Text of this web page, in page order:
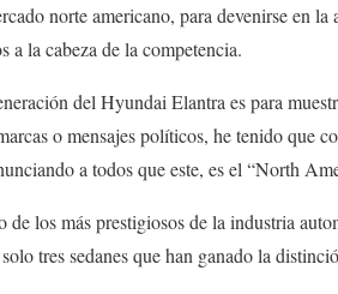
norte americano, para devenirse en
a la cabeza de la competencia.
del Hyundai Elantra es para
o mensajes políticos, he tenido que
a todos que este, es el “North
de los más prestigiosos de la industria
tres sedanes que han ganado la